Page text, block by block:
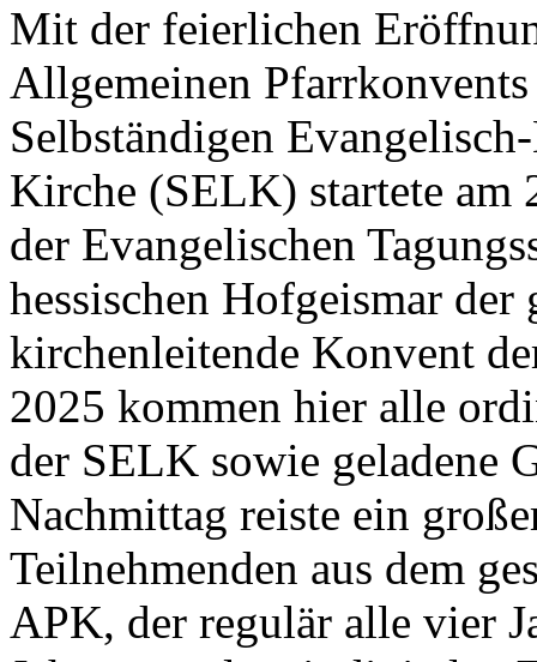
Mit der feierlichen
Allgemeinen
Selbständigen
Kirche (SELK) startete am
der Evangelischen
hessischen Hofgeismar der
kirchenleitende Konvent
2025 kommen hier alle
der SELK sowie geladene
Nachmittag reiste ein
Teilnehmenden aus dem
APK, der regulär alle vier